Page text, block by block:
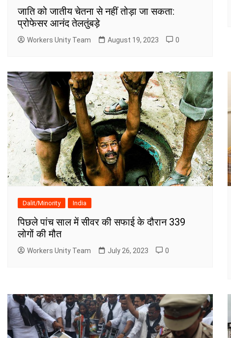
जाति को जातीय चेतना से नहीं तोड़ा जा सकता:
प्रोफेसर आनंद तेलतुंबड़े
Workers Unity Team August 19, 2023 0
Dalit/Minority India
पिछले पांच साल में सीवर की सफाई के दौरान 339
लोगों की मौत
Workers Unity Team July 26, 2023 0